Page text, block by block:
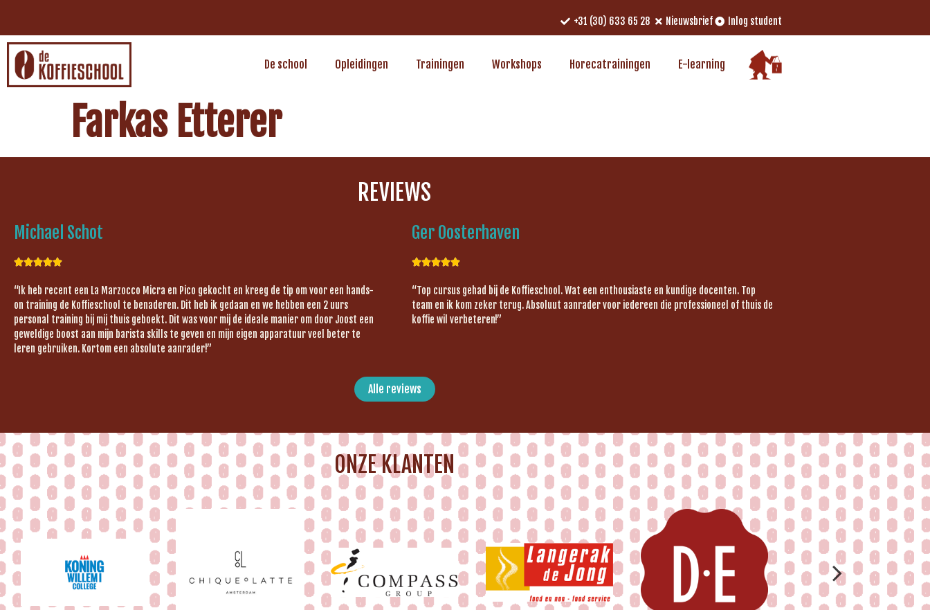
+31 (30) 633 65 28 Nieuwsbrief Inlog student
De school Opleidingen Trainingen Workshops Horecatrainingen E-learning
Farkas Etterer
REVIEWS
Michael Schot

“Ik heb recent een La Marzocco Micra en Pico gekocht en kreeg de tip om voor een hands-
on training de Koffieschool te benaderen. Dit heb ik gedaan en we hebben een 2 uurs
personal training bij mij thuis geboekt. Dit was voor mij de ideale manier om door Joost een
geweldige boost aan mijn barista skills te geven en mijn eigen apparatuur veel beter te
leren gebruiken. Kortom een absolute aanrader!”
Ger Oosterhaven

“Top cursus gehad bij de Koffieschool. Wat een enthousiaste en kundige docenten. Top
team en ik kom zeker terug. Absoluut aanrader voor iedereen die professioneel of thuis de
koffie wil verbeteren!”
Alle reviews
ONZE KLANTEN